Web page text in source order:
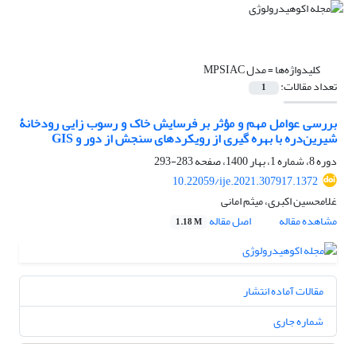
کلیدواژه‌ها =مدل MPSIAC
تعداد مقالات: 1
بررسی عوامل مهم و مؤثر بر فرسایش خاک و رسوب‏ زایی رودخانۀ
شیرین‌دره با بهره‏ گیری از رویکردهای سنجش از دور و GIS
دوره 8، شماره 1، بهار 1400، صفحه
283-293
10.22059/ije.2021.307917.1372
غلامحسین اکبری، میثم امانی
مشاهده مقاله
اصل مقاله 1.18 M
مقالات آماده انتشار
شماره جاری